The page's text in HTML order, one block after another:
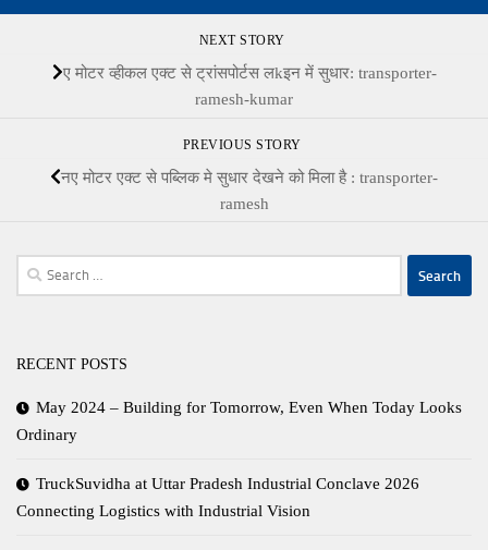
NEXT STORY
ए मोटर व्‍हीकल एक्‍ट से ट्रांसपोर्टस लkइन में सुधार: transporter-
ramesh-kumar
PREVIOUS STORY
नए मोटर एक्‍ट से पब्लिक मे सुधार देखने को मिला है : transporter-
ramesh
Search
for:
RECENT POSTS
May 2024 – Building for Tomorrow, Even When Today Looks
Ordinary
TruckSuvidha at Uttar Pradesh Industrial Conclave 2026
Connecting Logistics with Industrial Vision